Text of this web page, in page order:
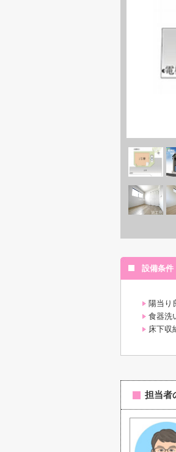
設備条件
陽当り
食器洗
床下収
担当者